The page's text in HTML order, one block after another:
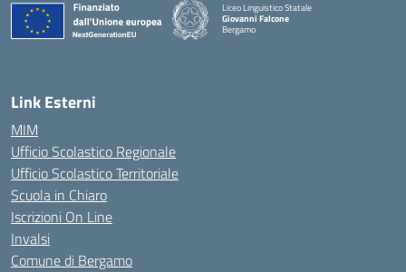
Liceo Linguistico Statale
Giovanni Falcone
Bergamo
— Visita la pagina iniziale della scuola
Link Esterni
MIM
Ufficio Scolastico Regionale
Ufficio Scolastico Territoriale
Scuola in Chiaro
Iscrizioni On Line
Invalsi
Comune di Bergamo